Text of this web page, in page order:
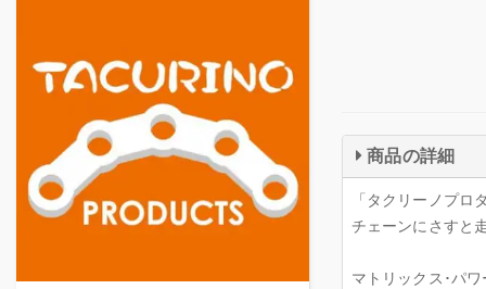
商品の詳細
「タクリーノプロ
チェーンにさすと
マトリックス･パ